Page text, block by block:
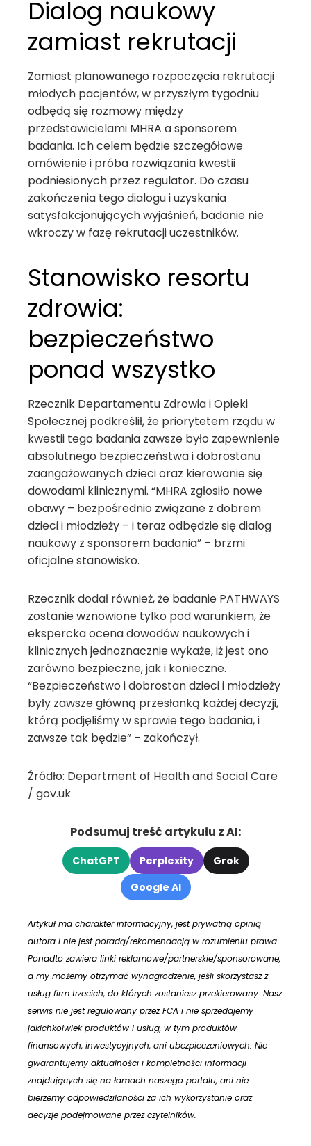
Dialog naukowy
zamiast rekrutacji
Zamiast planowanego rozpoczęcia rekrutacji
młodych pacjentów, w przyszłym tygodniu
odbędą się rozmowy między
przedstawicielami MHRA a sponsorem
badania. Ich celem będzie szczegółowe
omówienie i próba rozwiązania kwestii
podniesionych przez regulator. Do czasu
zakończenia tego dialogu i uzyskania
satysfakcjonujących wyjaśnień, badanie nie
wkroczy w fazę rekrutacji uczestników.
Stanowisko resortu
zdrowia:
bezpieczeństwo
ponad wszystko
Rzecznik Departamentu Zdrowia i Opieki
Społecznej podkreślił, że priorytetem rządu w
kwestii tego badania zawsze było zapewnienie
absolutnego bezpieczeństwa i dobrostanu
zaangażowanych dzieci oraz kierowanie się
dowodami klinicznymi. “MHRA zgłosiło nowe
obawy – bezpośrednio związane z dobrem
dzieci i młodzieży – i teraz odbędzie się dialog
naukowy z sponsorem badania” – brzmi
oficjalne stanowisko.
Rzecznik dodał również, że badanie PATHWAYS
zostanie wznowione tylko pod warunkiem, że
ekspercka ocena dowodów naukowych i
klinicznych jednoznacznie wykaże, iż jest ono
zarówno bezpieczne, jak i konieczne.
“Bezpieczeństwo i dobrostan dzieci i młodzieży
były zawsze główną przesłanką każdej decyzji,
którą podjęliśmy w sprawie tego badania, i
zawsze tak będzie” – zakończył.
Źródło: Department of Health and Social Care
/ gov.uk
Podsumuj treść artykułu z AI:
ChatGPT Perplexity
Grok
Google AI
Artykuł ma charakter informacyjny, jest prywatną opinią
autora i nie jest poradą/rekomendacją w rozumieniu prawa.
Ponadto zawiera linki reklamowe/partnerskie/sponsorowane,
a my możemy otrzymać wynagrodzenie, jeśli skorzystasz z
usług firm trzecich, do których zostaniesz przekierowany. Nasz
serwis nie jest regulowany przez FCA i nie sprzedajemy
jakichkolwiek produktów i usług, w tym produktów
finansowych, inwestycyjnych, ani ubezpieczeniowych. Nie
gwarantujemy aktualności i kompletności informacji
znajdujących się na łamach naszego portalu, ani nie
bierzemy odpowiedzilaności za ich wykorzystanie oraz
decyzje podejmowane przez czytelników.